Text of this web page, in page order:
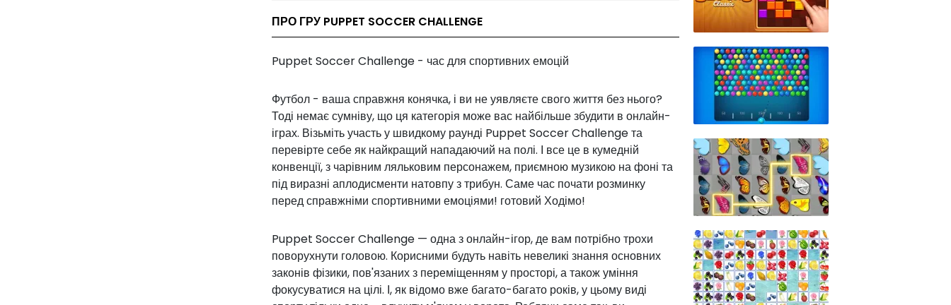
ПРО ГРУ PUPPET SOCCER CHALLENGE
Puppet Soccer Challenge - час для спортивних емоцій
Футбол - ваша справжня конячка, і ви не уявляєте свого життя без нього?
Тоді немає сумніву, що ця категорія може вас найбільше збудити в онлайн-
іграх. Візьміть участь у швидкому раунді Puppet Soccer Challenge та
перевірте себе як найкращий нападаючий на полі. І все це в кумедній
конвенції, з чарівним ляльковим персонажем, приємною музикою на фоні та
під виразні аплодисменти натовпу з трибун. Саме час почати розминку
перед справжніми спортивними емоціями! готовий Ходімо!
Puppet Soccer Challenge — одна з онлайн-ігор, де вам потрібно трохи
поворухнути головою. Корисними будуть навіть невеликі знання основних
законів фізики, пов'язаних з переміщенням у просторі, а також уміння
фокусуватися на цілі. І, як відомо вже багато-багато років, у цьому виді